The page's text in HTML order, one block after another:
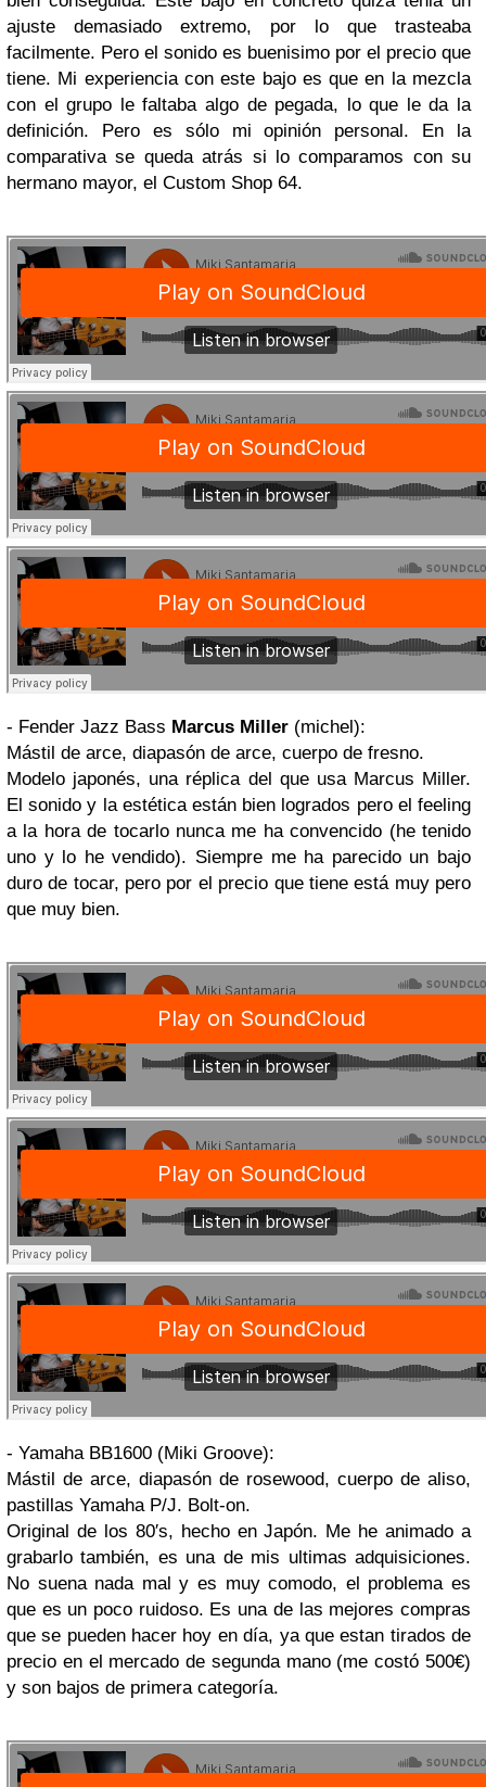
ajuste demasiado extremo, por lo que trasteaba
facilmente. Pero el sonido es buenisimo por el precio que
tiene. Mi experiencia con este bajo es que en la mezcla
con el grupo le faltaba algo de pegada, lo que le da la
definición. Pero es sólo mi opinión personal. En la
comparativa se queda atrás si lo comparamos con su
hermano mayor, el Custom Shop 64.
- Fender Jazz Bass Marcus Miller (michel):
Mástil de arce, diapasón de arce, cuerpo de fresno.
Modelo japonés, una réplica del que usa Marcus Miller.
El sonido y la estética están bien logrados pero el feeling
a la hora de tocarlo nunca me ha convencido (he tenido
uno y lo he vendido). Siempre me ha parecido un bajo
duro de tocar, pero por el precio que tiene está muy pero
que muy bien.
- Yamaha BB1600 (Miki Groove):
Mástil de arce, diapasón de rosewood, cuerpo de aliso,
pastillas Yamaha P/J. Bolt-on.
Original de los 80′s, hecho en Japón. Me he animado a
grabarlo también, es una de mis ultimas adquisiciones.
No suena nada mal y es muy comodo, el problema es
que es un poco ruidoso. Es una de las mejores compras
que se pueden hacer hoy en día, ya que estan tirados de
precio en el mercado de segunda mano (me costó 500€)
y son bajos de primera categoría.